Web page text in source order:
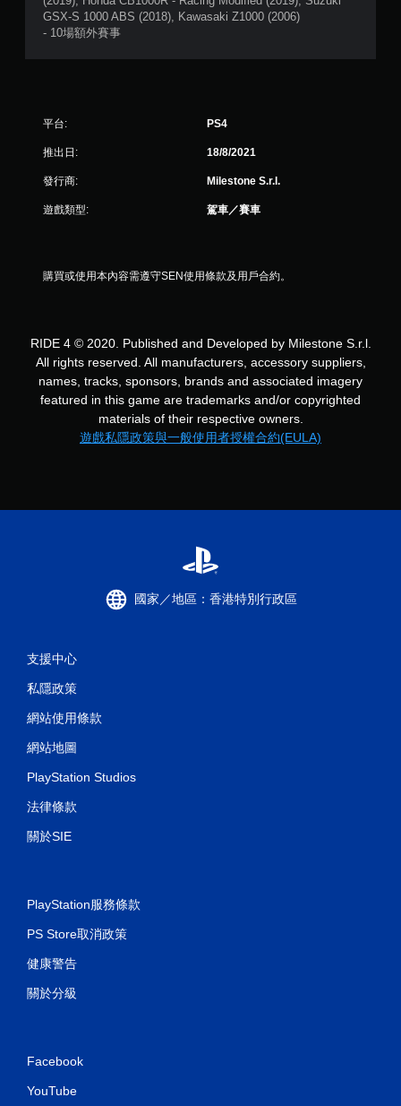
GSX-S 1000 ABS (2018), Kawasaki Z1000 (2006)
- 10場額外賽事
平台: PS4
推出日: 18/8/2021
發行商: Milestone S.r.l.
遊戲類型: 駕車／賽車
購買或使用本內容需遵守SEN使用條款及用戶合約。
RIDE 4 © 2020. Published and Developed by Milestone S.r.l.
All rights reserved. All manufacturers, accessory suppliers,
names, tracks, sponsors, brands and associated imagery
featured in this game are trademarks and/or copyrighted
materials of their respective owners.
遊戲私隱政策與一般使用者授權合約(EULA)
國家／地區：香港特別行政區
支援中心
私隱政策
網站使用條款
網站地圖
PlayStation Studios
法律條款
關於SIE
PlayStation服務條款
PS Store取消政策
健康警告
關於分級
Facebook
YouTube